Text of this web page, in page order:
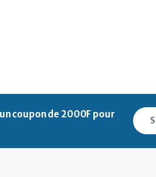
coupon de 2000F pour